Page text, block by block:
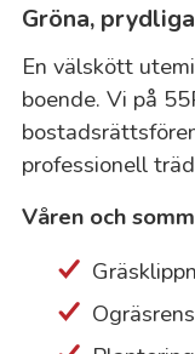
Gröna,
En välskött
boende. Vi på
professionell
Våren och